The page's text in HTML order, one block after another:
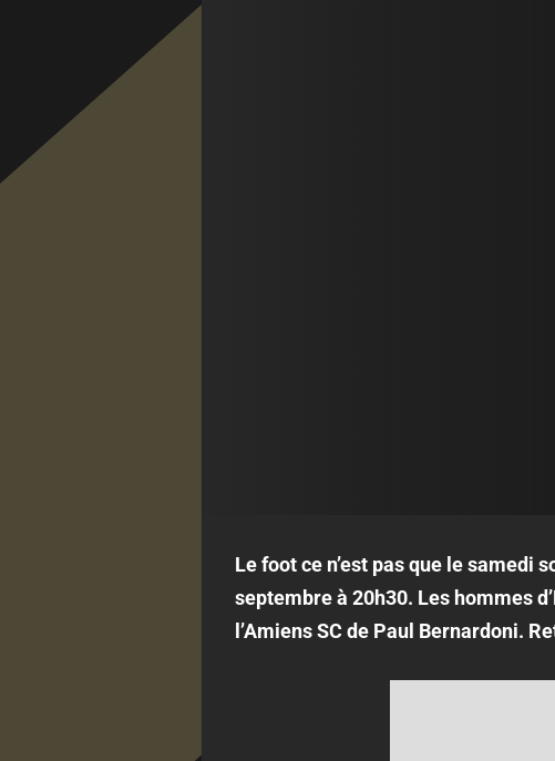
Le foot ce n’est pas que le samedi
septembre à 20h30. Les hommes
l’Amiens SC de Paul Bernardoni.